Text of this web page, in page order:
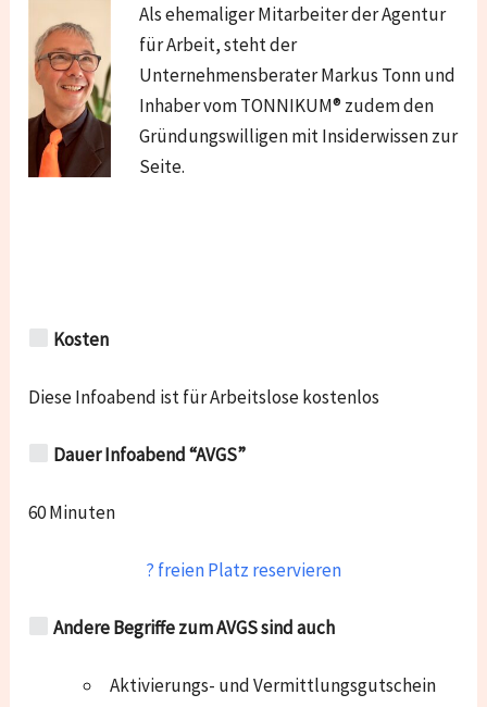
Als ehemaliger Mitarbeiter der Agentur
für Arbeit, steht der
Unternehmensberater Markus Tonn und
Inhaber vom TONNIKUM® zudem den
Gründungswilligen mit Insiderwissen zur
Seite.
Kosten
Diese Infoabend ist für Arbeitslose kostenlos
Dauer Infoabend “AVGS”
60 Minuten
? freien Platz reservieren
Andere Begriffe zum AVGS sind auch
Aktivierungs- und Vermittlungsgutschein